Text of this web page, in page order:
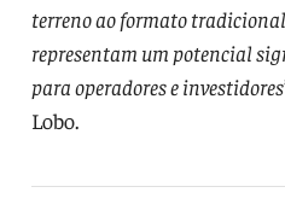
terreno ao formato
representam um potencial
para operadores e investidores
Lobo.